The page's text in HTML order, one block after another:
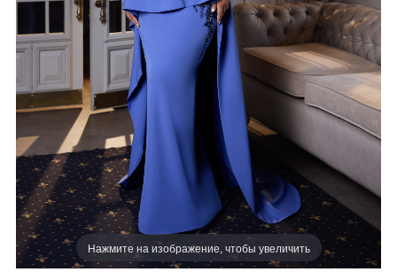
Нажмите на изображение, чтобы увеличить